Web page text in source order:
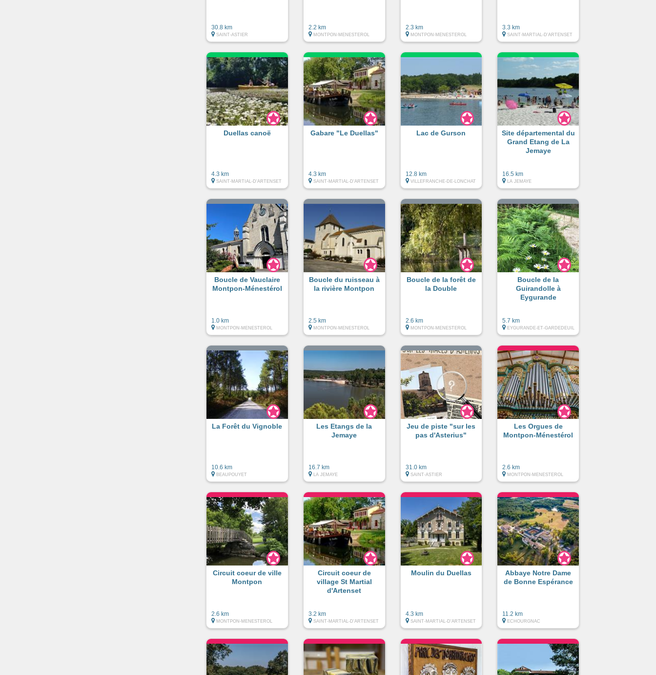
30.8 km
SAINT-ASTIER
2.2 km
MONTPON-MENESTEROL
2.3 km
MONTPON-MENESTEROL
3.3 km
SAINT-MARTIAL-D'ARTENSET
Duellas canoë
4.3 km
SAINT-MARTIAL-D'ARTENSET
Gabare "Le Duellas"
4.3 km
SAINT-MARTIAL-D'ARTENSET
Lac de Gurson
12.8 km
VILLEFRANCHE-DE-LONCHAT
Site départemental du
Grand Etang de La
Jemaye
16.5 km
LA JEMAYE
Boucle de Vauclaire
Montpon-Ménestérol
1.0 km
MONTPON-MENESTEROL
Boucle du ruisseau à
la rivière Montpon
2.5 km
MONTPON-MENESTEROL
Boucle de la forêt de
la Double
2.6 km
MONTPON-MENESTEROL
Boucle de la
Guirandolle à
Eygurande
5.7 km
EYGURANDE-ET-GARDEDEUIL
La Forêt du Vignoble
10.6 km
BEAUPOUYET
Les Etangs de la
Jemaye
16.7 km
LA JEMAYE
Jeu de piste "sur les
pas d'Asterius"
31.0 km
SAINT-ASTIER
Les Orgues de
Montpon-Ménestérol
2.6 km
MONTPON-MENESTEROL
Circuit coeur de ville
Montpon
2.6 km
MONTPON-MENESTEROL
Circuit coeur de
village St Martial
d'Artenset
3.2 km
SAINT-MARTIAL-D'ARTENSET
Moulin du Duellas
4.3 km
SAINT-MARTIAL-D'ARTENSET
Abbaye Notre Dame
de Bonne Espérance
11.2 km
ECHOURGNAC